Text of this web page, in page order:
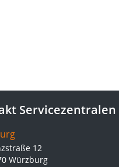
Servicezentralen
12
Würzburg